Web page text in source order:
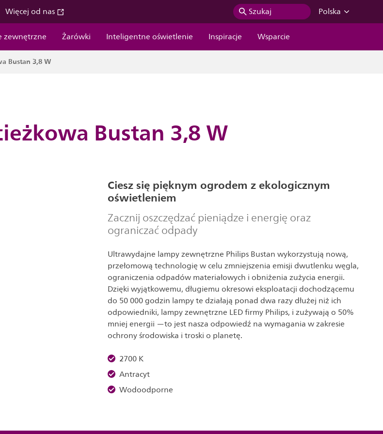
Więcej od nas Szukaj
Polska
zewnętrzne Żarówki Inteligentne oświetlenie Inspiracje Wsparcie
Bustan 3,8 W
Bustan 3,8 W
Ciesz się pięknym ogrodem z ekologicznym
oświetleniem
Zacznij oszczędzać pieniądze i energię oraz
ograniczać odpady
Ultrawydajne lampy zewnętrzne Philips Bustan wykorzystują nową,
przełomową technologię w celu zmniejszenia emisji dwutlenku węgla,
ograniczenia odpadów materiałowych i obniżenia zużycia energii.
Dzięki wyjątkowemu, długiemu okresowi eksploatacji dochodzącemu
do 50 000 godzin lampy te działają ponad dwa razy dłużej niż ich
odpowiedniki, lampy zewnętrzne LED firmy Philips, i zużywają o 50%
mniej energii —to jest nasza odpowiedź na wymagania w zakresie
ochrony środowiska i troski o planetę.
2700 K
Antracyt
Wodoodporne